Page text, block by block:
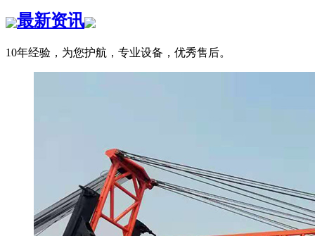
最新资讯
10年经验，为您护航，专业设备，优秀售后。